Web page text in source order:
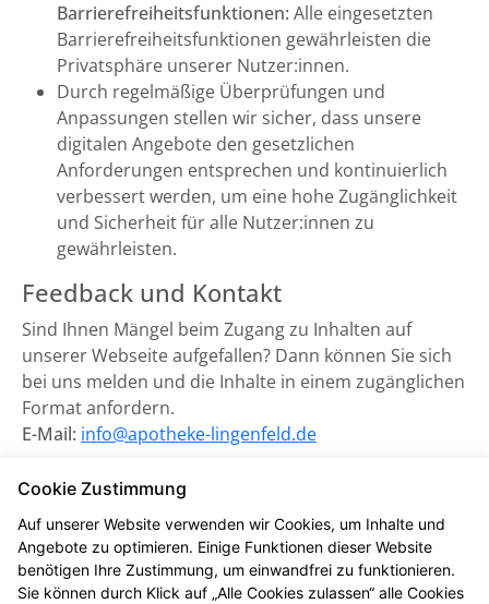
Barrierefreiheitsfunktionen: Alle eingesetzten
Barrierefreiheitsfunktionen gewährleisten die
Privatsphäre unserer Nutzer:innen.
Durch regelmäßige Überprüfungen und
Anpassungen stellen wir sicher, dass unsere
digitalen Angebote den gesetzlichen
Anforderungen entsprechen und kontinuierlich
verbessert werden, um eine hohe Zugänglichkeit
und Sicherheit für alle Nutzer:innen zu
gewährleisten.
Feedback und Kontakt
Sind Ihnen Mängel beim Zugang zu Inhalten auf
unserer Webseite aufgefallen? Dann können Sie sich
bei uns melden und die Inhalte in einem zugänglichen
Format anfordern.
E-Mail: info@apotheke-lingenfeld.de
Zuständige Marktüberwachungsbehörde:
Marktüberwachungsstelle der Länder für die
Barrierefreiheit von Produkten und Dienstleistungen
(MLBF) in Magdeburg, Sachsen-Anhalt.
Cookie Zustimmung
Auf unserer Website verwenden wir Cookies, um Inhalte und
Angebote zu optimieren. Einige Funktionen dieser Website
benötigen Ihre Zustimmung, um einwandfrei zu funktionieren.
Sie können durch Klick auf „Alle Cookies zulassen“ alle Cookies